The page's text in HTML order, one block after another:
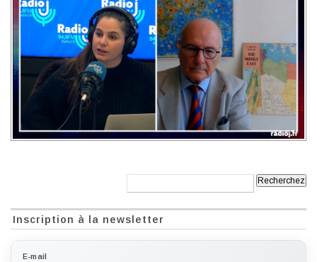
Inscription à la newsletter
E-mail